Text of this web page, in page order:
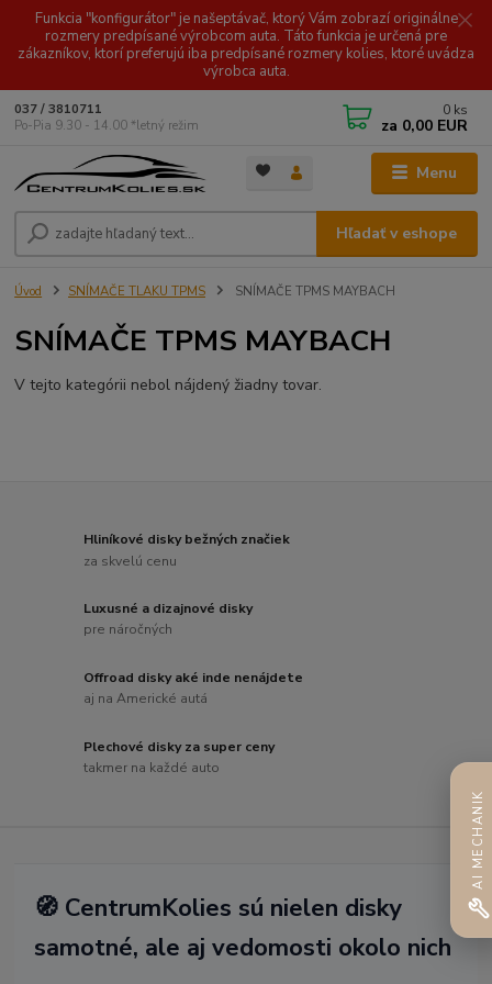
Funkcia "konfigurátor" je našeptávač, ktorý Vám zobrazí originálne
rozmery predpísané výrobcom auta. Táto funkcia je určená pre
zákazníkov, ktorí preferujú iba predpísané rozmery kolies, ktoré uvádza
výrobca auta.
Menu
Hľadať v eshope
037 / 3810711
Po-Pia 9.30 - 14.00 *letný režim
0 ks
za 0,00 EUR
Úvod SNÍMAČE TLAKU TPMS SNÍMAČE TPMS MAYBACH
SNÍMAČE TPMS MAYBACH
V tejto kategórii nebol nájdený žiadny tovar.
Hliníkové disky bežných značiek
za skvelú cenu
Luxusné a dizajnové disky
pre náročných
Offroad disky aké inde nenájdete
aj na Americké autá
Plechové disky za super ceny
takmer na každé auto
🧭 CentrumKolies sú nielen disky
samotné, ale aj vedomosti okolo nich
AI MECHANIK